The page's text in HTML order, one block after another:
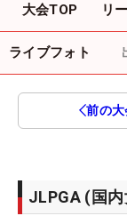
大会TOP リ
ライブフォト
前の大
JLPGA (国